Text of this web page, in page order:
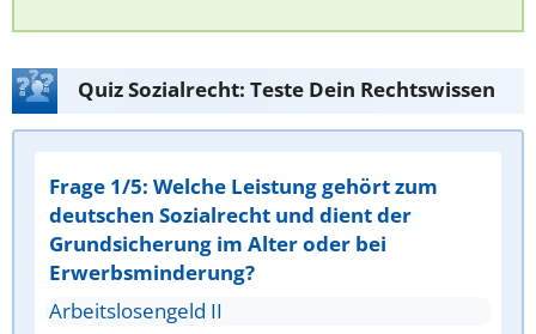
Quiz Sozialrecht: Teste Dein Rechtswissen
Frage 1/5: Welche Leistung gehört zum
deutschen Sozialrecht und dient der
Grundsicherung im Alter oder bei
Erwerbsminderung?
Arbeitslosengeld II